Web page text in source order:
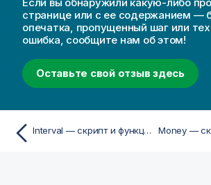
странице или с ее содержанием —
опечатка, пропущенный шаг или
ошибка, сообщите нам об этом!
Оставьте свой отзыв здесь
Interval — скрипт и функция диаграммы